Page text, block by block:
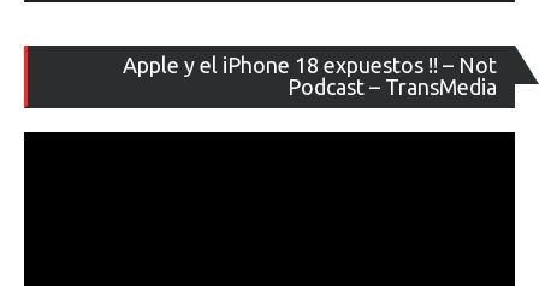
Apple y el iPhone 18 expuestos !! – Not
Podcast – TransMedia
de